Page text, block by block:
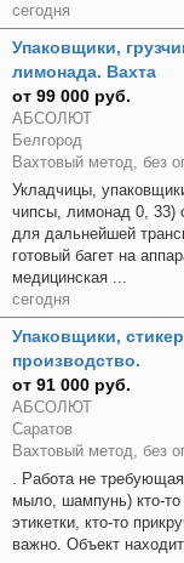
сегодня
Упаковщики,
лимонада. Вахта
от 99 000 руб.
АБСОЛЮТ
Белгород
Вахтовый метод, без
Укладчицы,
чипсы, лимонад 0, 33)
для дальнейшей
готовый багет на
медицинская ...
сегодня
Упаковщики,
производство.
от 91 000 руб.
АБСОЛЮТ
Саратов
Вахтовый метод, без
. Работа не
мыло, шампунь) кто-то
этикетки, кто-то
важно. Объект